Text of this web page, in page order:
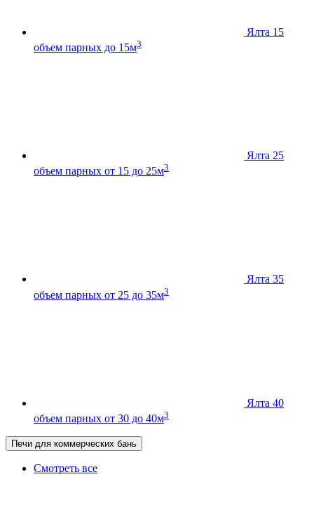
Ялта 15
объем парных до 15м3
Ялта 25
объем парных от 15 до 25м3
Ялта 35
объем парных от 25 до 35м3
Ялта 40
объем парных от 30 до 40м3
Печи для коммерческих бань
Смотреть все